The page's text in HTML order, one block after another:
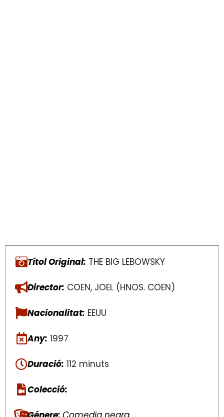
Títol Original: THE BIG LEBOWSKY
Director: COEN, JOEL (HNOS. COEN)
Nacionalitat: EEUU
Any: 1997
Duració: 112 minuts
Colecció: